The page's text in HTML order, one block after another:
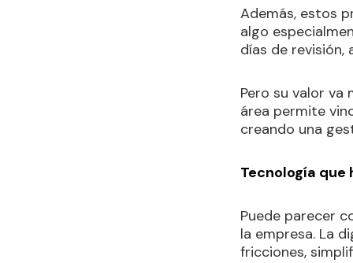
Además, estos
algo
días de
Pero su valor
área permite
creando una
Tecnología que
Puede parecer
la empresa. La
fricciones,